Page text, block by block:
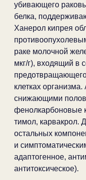
убивающего
белка,
Ханерол кипрея
раке молочной
мкг/г), входящий в
клетках
снижающими
фенолкарбоновые
тимол, карвакрол.
остальных
и
адаптогенное,
антитоксическое).